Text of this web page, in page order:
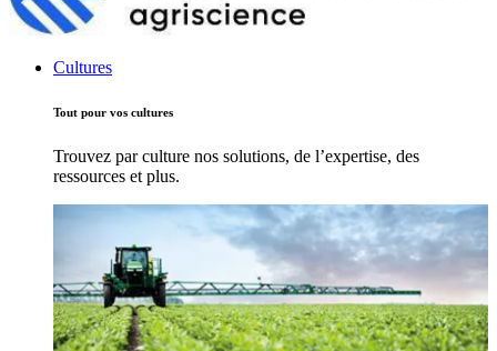
Cultures
Tout pour vos cultures
Trouvez par culture nos solutions, de l’expertise, des
ressources et plus.